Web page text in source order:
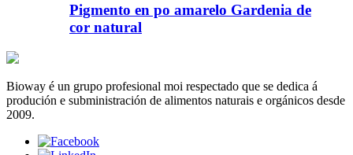
Pigmento en po amarelo Gardenia de
cor natural
Bioway é un grupo profesional moi respectado que se dedica á
produción e subministración de alimentos naturais e orgánicos desde
2009.